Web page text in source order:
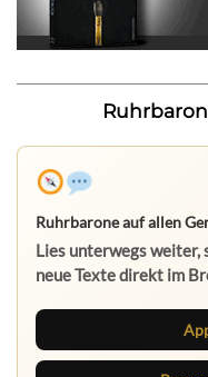
Ruhrbarone auf allen
Lies unterwegs weiter,
neue Texte direkt im